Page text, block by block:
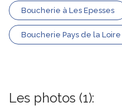
Boucherie à Les Epesses
Boucherie Pays de la Loire
Les photos (1):